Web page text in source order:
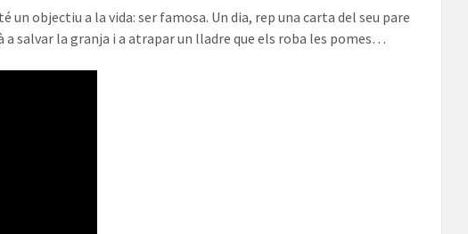
un objectiu a la vida: ser famosa. Un dia, rep una carta del seu pare
salvar la granja i a atrapar un lladre que els roba les pomes…